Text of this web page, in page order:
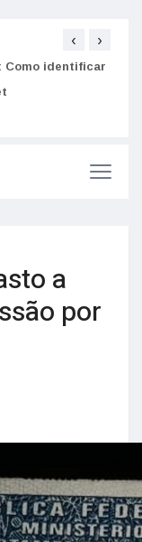
Como identificar
‹ ›
a
por